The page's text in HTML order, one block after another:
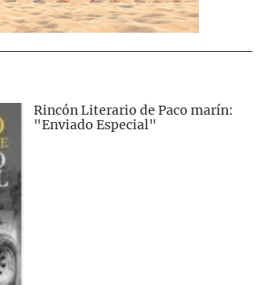
Rincón Literario de Paco marín:
"Enviado Especial"